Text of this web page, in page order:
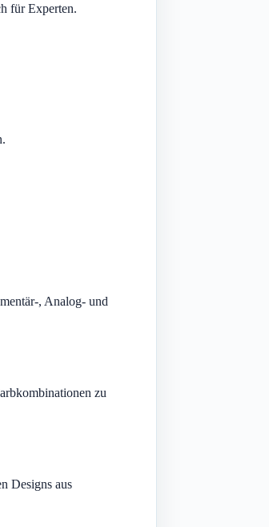
für Experten.
, Analog- und
zu
Designs aus